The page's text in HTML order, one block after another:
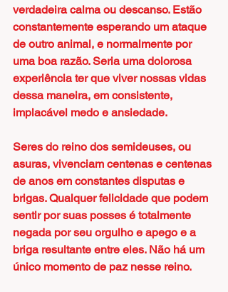
verdadeira calma ou descanso. Estão
constantemente esperando um ataque
de outro animal, e normalmente por
uma boa razão. Seria uma dolorosa
experiência ter que viver nossas vidas
dessa maneira, em consistente,
implacável medo e ansiedade.
Seres do reino dos semideuses, ou
asuras, vivenciam centenas e centenas
de anos em constantes disputas e
brigas. Qualquer felicidade que podem
sentir por suas posses é totalmente
negada por seu orgulho e apego e a
briga resultante entre eles. Não há um
único momento de paz nesse reino.